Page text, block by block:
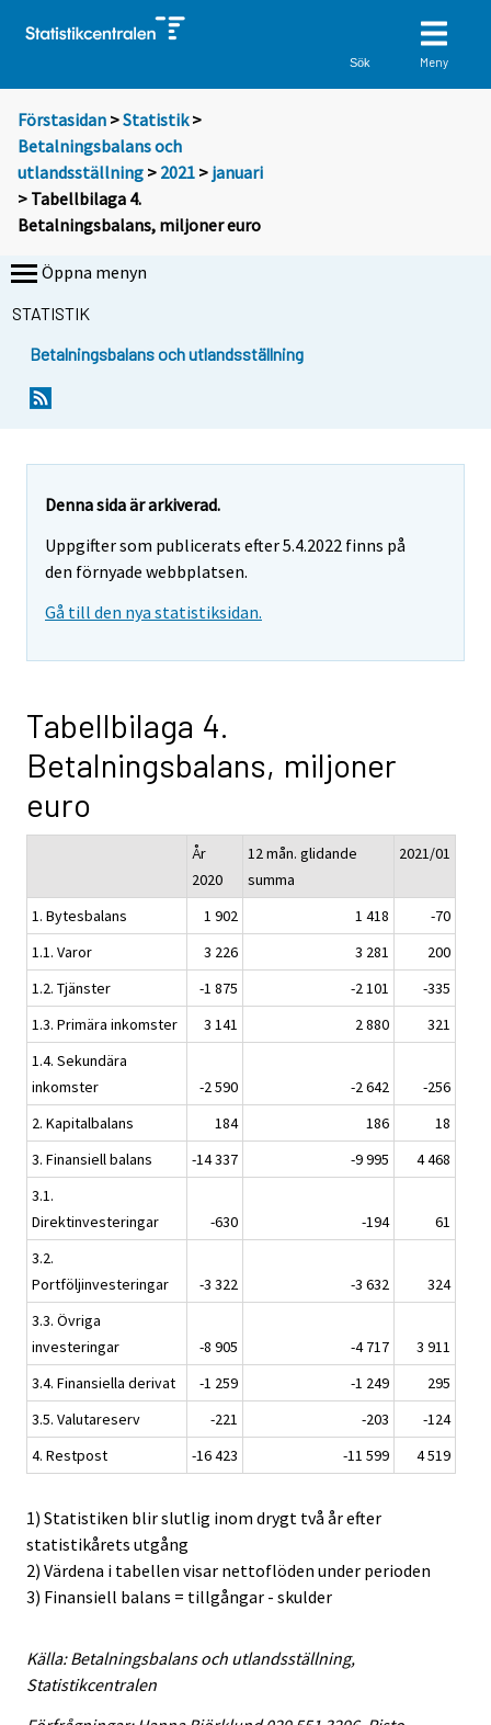
Sök Meny
Förstasidan >Statistik >
Betalningsbalans och
utlandsställning > 2021 > januari
> Tabellbilaga 4.
Betalningsbalans, miljoner euro
Öppna menyn
STATISTIK
Betalningsbalans och utlandsställning
Denna sida är arkiverad.
Uppgifter som publicerats efter 5.4.2022 finns på
den förnyade webbplatsen.
Gå till den nya statistiksidan.
Tabellbilaga 4.
Betalningsbalans, miljoner
euro
År
2020
12 mån. glidande
summa
2021/01
1. Bytesbalans 1 902 1 418
-70
1.1. Varor
3 226 3 281
200
1.2. Tjänster
-1 875 -2 101
-335
1.3. Primära inkomster
3 141 2 880
321
1.4. Sekundära
inkomster
-2 590 -2 642
-256
2. Kapitalbalans
184 186
18
3. Finansiell balans
-14 337 -9 995
4 468
3.1.
Direktinvesteringar
-630 -194
61
3.2.
Portföljinvesteringar
-3 322 -3 632
324
3.3. Övriga
investeringar
-8 905 -4 717
3 911
3.4. Finansiella derivat
-1 259 -1 249
295
3.5. Valutareserv
-221 -203
-124
4. Restpost
-16 423 -11 599 4 519
1) Statistiken blir slutlig inom drygt två år efter
statistikårets utgång
2) Värdena i tabellen visar nettoflöden under perioden
3) Finansiell balans = tillgångar - skulder
Källa: Betalningsbalans och utlandsställning,
Statistikcentralen